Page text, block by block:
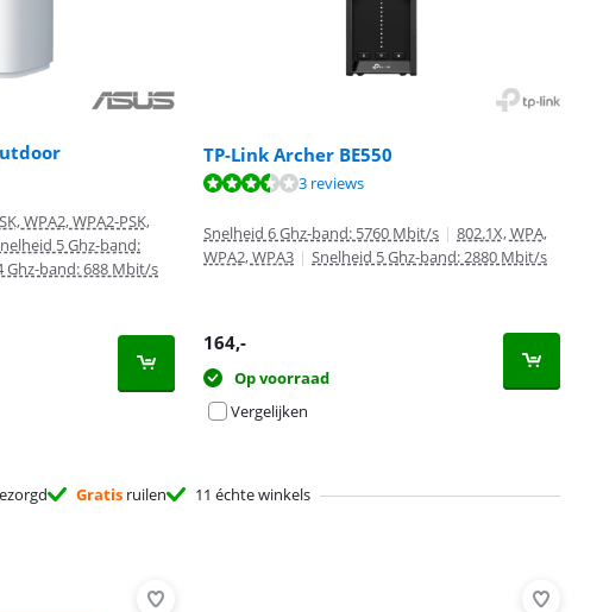
WPA2, WPA2-PSK,
5 Ghz-band:
Ghz-band: 688 Mbit/s
TP-Link Archer BE550
3 reviews
Snelheid 6 Ghz-band: 5760 Mbit/s | 802.1X, WPA,
WPA2, WPA3 | Snelheid 5 Ghz-band: 2880 Mbit/s
164,-
Op voorraad
Vergelijken
Gratis ruilen 11 échte winkels